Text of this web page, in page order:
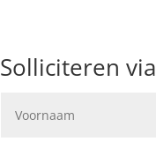
Solliciteren